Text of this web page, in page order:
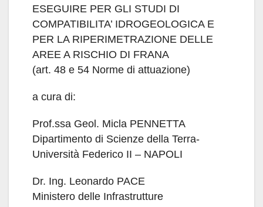
ESEGUIRE PER GLI STUDI DI
COMPATIBILITA’ IDROGEOLOGICA E
PER LA RIPERIMETRAZIONE DELLE
AREE A RISCHIO DI FRANA
(art. 48 e 54 Norme di attuazione)
a cura di:
Prof.ssa Geol. Micla PENNETTA
Dipartimento di Scienze della Terra-
Università Federico II – NAPOLI
Dr. Ing. Leonardo PACE
Ministero delle Infrastrutture